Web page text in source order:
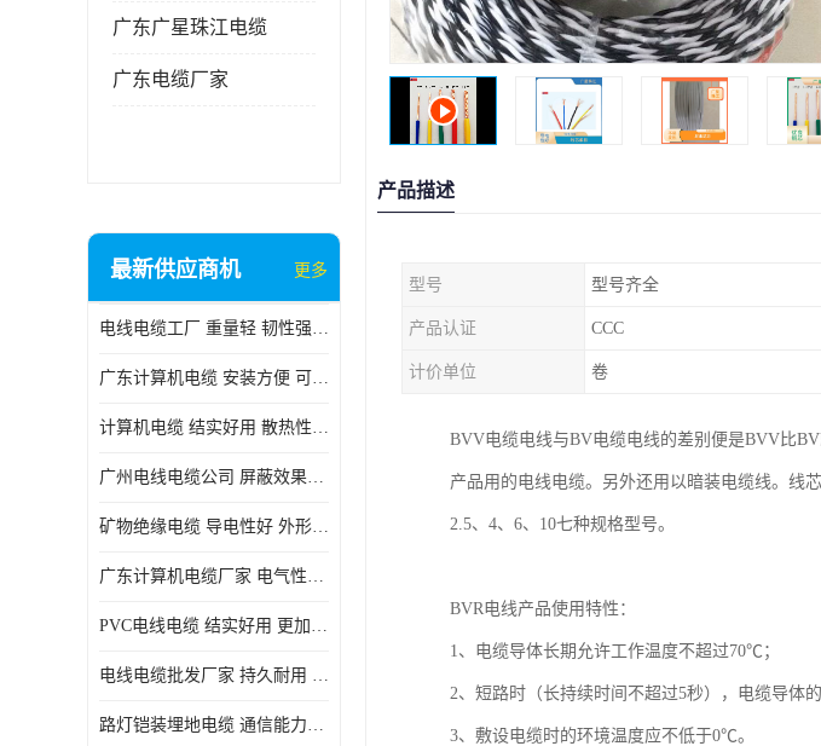
广东广星珠江电缆
广东电缆厂家
最新供应商机 更多
电线电缆工厂 重量轻 韧性强 体积小 连接简单
广东计算机电缆 安装方便 可随意弯曲折叠
计算机电缆 结实好用 散热性良好
广州电线电缆公司 屏蔽效果良好 拆卸安装方便
矿物绝缘电缆 导电性好 外形美观大方
广东计算机电缆厂家 电气性能稳定 外形美观大方
PVC电线电缆 结实好用 更加省时省力
电线电缆批发厂家 持久耐用 铜芯含量高
路灯铠装埋地电缆 通信能力强 受外界干扰小
产品描述
型号 型号齐全
产品认证 CCC
计价单位 卷
BVV电缆电线与BV电缆电线的差别便是BVV比
产品用的电线电缆。另外还用以暗装电缆线。线
2.5、4、6、10七种规格型号。
BVR电线产品使用特性：
1、电缆导体长期允许工作温度不超过70℃；
2、短路时（长持续时间不超过5秒），电缆导体
3、敷设电缆时的环境温度应不低于0℃。